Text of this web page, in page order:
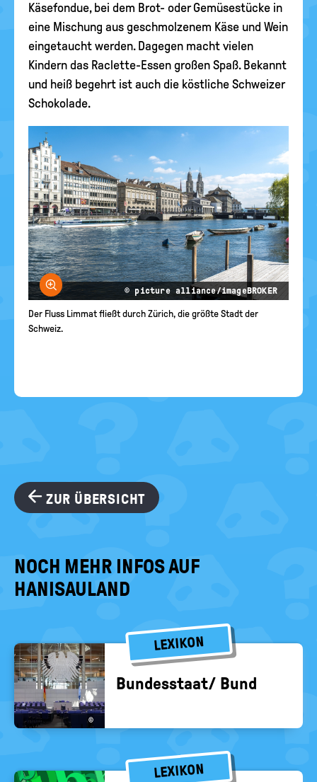
Käsefondue, bei dem Brot- oder Gemüsestücke in
eine Mischung aus geschmolzenem Käse und Wein
eingetaucht werden. Dagegen macht vielen
Kindern das Raclette-Essen großen Spaß. Bekannt
und heiß begehrt ist auch die köstliche Schweizer
Schokolade.
Bild vergrößern
© picture alliance/imageBROKER
Der Fluss Limmat fließt durch Zürich, die größte Stadt der
Schweiz.
ZUR ÜBERSICHT
NOCH MEHR INFOS AUF
HANISAULAND
LEXIKON
©
Bun­des­staat/ Bund
LEXIKON